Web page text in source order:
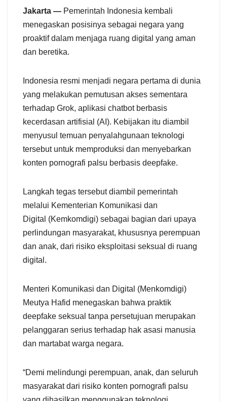
Jakarta — Pemerintah Indonesia kembali
menegaskan posisinya sebagai negara yang
proaktif dalam menjaga ruang digital yang aman
dan beretika.
Indonesia resmi menjadi negara pertama di dunia
yang melakukan pemutusan akses sementara
terhadap Grok, aplikasi chatbot berbasis
kecerdasan artifisial (AI). Kebijakan itu diambil
menyusul temuan penyalahgunaan teknologi
tersebut untuk memproduksi dan menyebarkan
konten pornografi palsu berbasis deepfake.
Langkah tegas tersebut diambil pemerintah
melalui Kementerian Komunikasi dan
Digital (Kemkomdigi) sebagai bagian dari upaya
perlindungan masyarakat, khususnya perempuan
dan anak, dari risiko eksploitasi seksual di ruang
digital.
Menteri Komunikasi dan Digital (Menkomdigi)
Meutya Hafid menegaskan bahwa praktik
deepfake seksual tanpa persetujuan merupakan
pelanggaran serius terhadap hak asasi manusia
dan martabat warga negara.
“Demi melindungi perempuan, anak, dan seluruh
masyarakat dari risiko konten pornografi palsu